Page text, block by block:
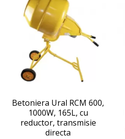
Betoniera Ural RCM 600,
1000W, 165L, cu
reductor, transmisie
directa